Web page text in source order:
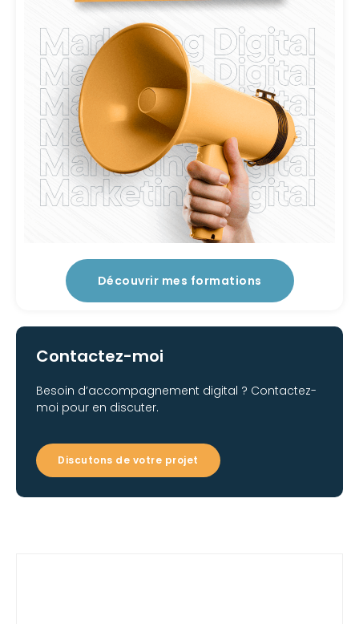
Découvrir mes formations
Contactez-moi
Besoin d’accompagnement digital ? Contactez-
moi pour en discuter.
Discutons de votre projet